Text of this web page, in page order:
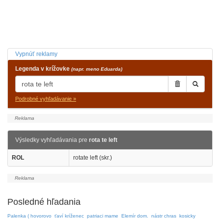
Vypnúť reklamy
Legenda v krížovke (napr. meno Eduarda)
Podrobné vyhľadávanie »
Výsledky vyhľadávania pre rota te left
ROL rotate left (skr.)
Posledné hľadania
Palenka ( hovorovo ťaví kríženec patriaci mame Elemír dom. nástr chras kosicky